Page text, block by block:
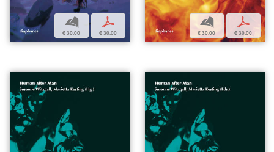
b
€ 30,00
p
€ 30,00
b
€ 30,00
p
€ 30,00